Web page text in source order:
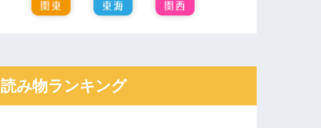
読み物ランキング